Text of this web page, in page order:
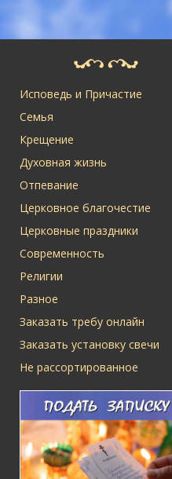
Исповедь и Причастие
Семья
Крещение
Духовная жизнь
Отпевание
Церковное благочестие
Церковные праздники
Современность
Религии
Разное
Заказать требу онлайн
Заказать установку свечи
Не рассортированное